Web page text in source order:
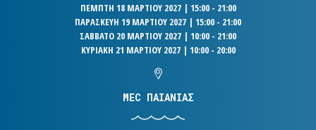
ΠΕΜΠΤΗ 18 ΜΑΡΤΙΟΥ 2027 | 15:00 - 21:00
ΠΑΡΑΣΚΕΥΗ 19 ΜΑΡΤΙΟΥ 2027 | 15:00 - 21:00
ΣΑΒΒΑΤΟ 20 ΜΑΡΤΙΟΥ 2027 | 10:00 - 21:00
ΚΥΡΙΑΚΗ 21 ΜΑΡΤΙΟΥ 2027 | 10:00 - 20:00
MEC ΠΑΙΑΝΙΑΣ